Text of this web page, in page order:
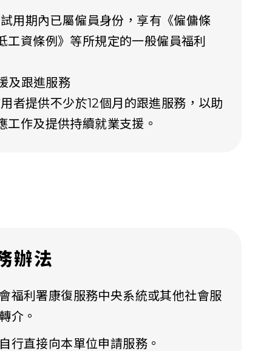
用期內已屬僱員身份，享有《僱傭條
工資條例》等所規定的一般僱員福利
及跟進服務
者提供不少於12個月的跟進服務，以助
工作及提供持續就業支援。
辦法
福利署康復服務中央系統或其他社會服
介。
行直接向本單位申請服務。